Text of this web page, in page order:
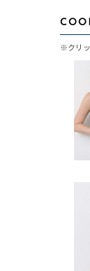
※クリ